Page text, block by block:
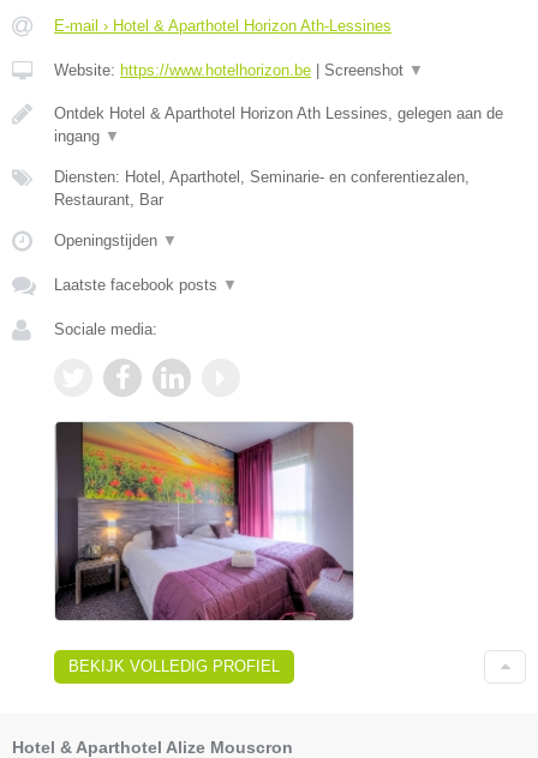
E-mail › Hotel & Aparthotel Horizon Ath-Lessines
Website: https://www.hotelhorizon.be Screenshot ▼
Ontdek Hotel & Aparthotel Horizon Ath Lessines, gelegen aan de
ingang ▼
Diensten: Hotel, Aparthotel, Seminarie- en conferentiezalen,
Restaurant, Bar
Openingstijden ▼
Laatste facebook posts ▼
Sociale media:
BEKIJK VOLLEDIG PROFIEL
Hotel & Aparthotel Alize Mouscron